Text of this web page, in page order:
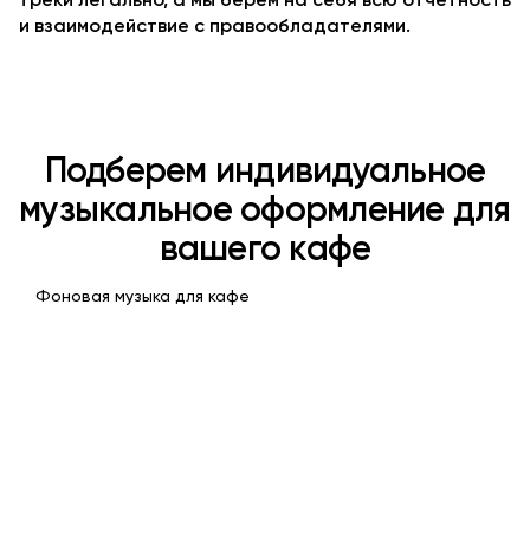
и взаимодействие с правообладателями.
Подберем индивидуальное
музыкальное оформление для
вашего кафе
Фоновая музыка для кафе